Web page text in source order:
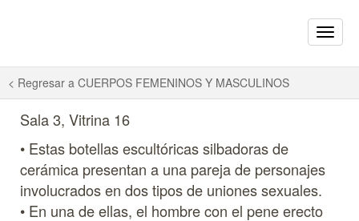
Toggle
< Regresar a CUERPOS FEMENINOS Y MASCULINOS
Uniones Vicús
Sala 3, Vitrina 16
• Estas botellas escultóricas silbadoras de
cerámica presentan a una pareja de personajes
involucrados en dos tipos de uniones sexuales.
• En una de ellas, el hombre con el pene erecto